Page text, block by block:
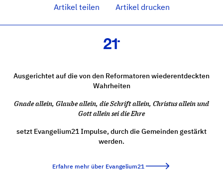
Artikel teilen Artikel drucken
Ausgerichtet auf die von den Reformatoren wiederentdeckten
Wahrheiten
Gnade allein, Glaube allein, die Schrift allein, Christus allein und
Gott allein sei die Ehre
setzt Evangelium21 Impulse, durch die Gemeinden gestärkt
werden.
Erfahre mehr über Evangelium21